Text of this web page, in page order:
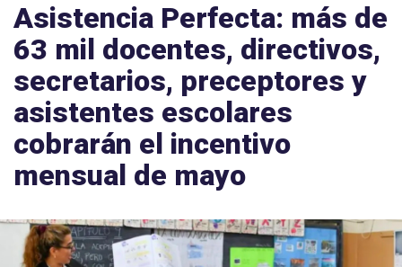
Asistencia Perfecta: más de
63 mil docentes, directivos,
secretarios, preceptores y
asistentes escolares
cobrarán el incentivo
mensual de mayo